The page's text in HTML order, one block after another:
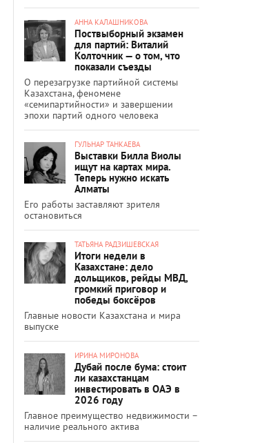
АННА КАЛАШНИКОВА
Поствыборный экзамен
для партий: Виталий
Колточник — о том, что
показали съезды
О перезагрузке партийной системы
Казахстана, феномене
«семипартийности» и завершении
эпохи партий одного человека
ГУЛЬНАР ТАНКАЕВА
Выставки Билла Виолы
ищут на картах мира.
Теперь нужно искать
Алматы
Его работы заставляют зрителя
остановиться
ТАТЬЯНА РАДЗИШЕВСКАЯ
Итоги недели в
Казахстане: дело
дольщиков, рейды МВД,
громкий приговор и
победы боксёров
Главные новости Казахстана и мира
выпуске
ИРИНА МИРОНОВА
Дубай после бума: стоит
ли казахстанцам
инвестировать в ОАЭ в
2026 году
Главное преимущество недвижимости –
наличие реального актива